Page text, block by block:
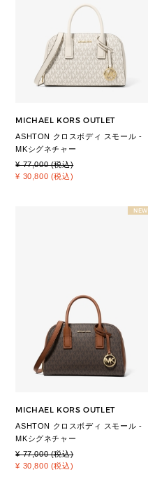
MICHAEL KORS OUTLET
ASHTON クロスボディ スモール -
MKシグネチャー
¥ 77,000 (税込)
¥ 30,800 (税込)
NEW
MICHAEL KORS OUTLET
ASHTON クロスボディ スモール -
MKシグネチャー
¥ 77,000 (税込)
¥ 30,800 (税込)